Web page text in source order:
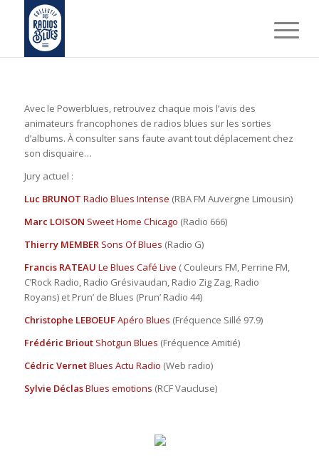
Avec le Powerblues, retrouvez chaque mois l’avis des
animateurs francophones de radios blues sur les sorties
d’albums. À consulter sans faute avant tout déplacement chez
son disquaire…
Jury actuel :
Luc BRUNOT Radio Blues Intense (RBA FM Auvergne Limousin)
Marc LOISON Sweet Home Chicago (Radio 666)
Thierry MEMBER Sons Of Blues (Radio G)
Francis RATEAU Le Blues Café Live ( Couleurs FM, Perrine FM,
C’Rock Radio, Radio Grésivaudan, Radio Zig Zag, Radio
Royans) et Prun’ de Blues (Prun’ Radio 44)
Christophe LEBOEUFApéro Blues (Fréquence Sillé 97.9)
Frédéric Briout Shotgun Blues (Fréquence Amitié)
Cédric VernetBlues Actu Radio (Web radio)
Sylvie DéclasBlues emotions (RCF Vaucluse)